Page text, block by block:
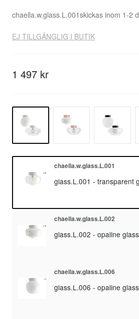
chaella.w.glass.L.001skickas inom 1-2
EJ TILLGÄNGLIG I BUTIK
1 497 kr
chaella.w.glass.L.001
glass.L.001 - transparent
chaella.w.glass.L.002
glass.L.002 - opaline glass
chaella.w.glass.L.006
glass.L.006 - opaline glass